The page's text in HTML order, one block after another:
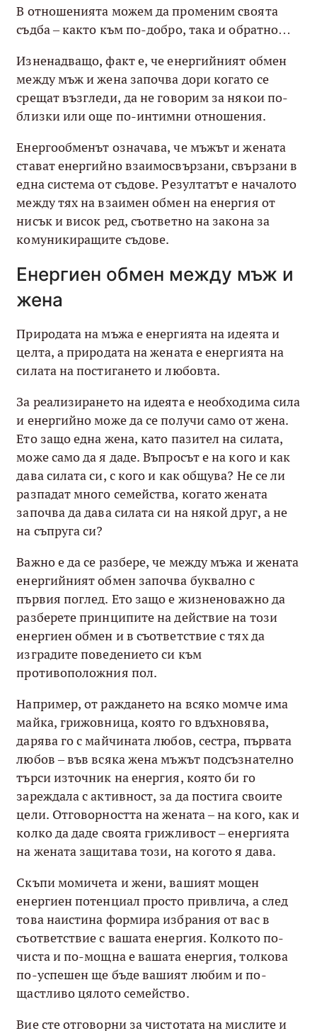
В отношенията можем да променим своята
съдба – както към по-добро, така и обратно…
Изненадващо, факт е, че енергийният обмен
между мъж и жена започва дори когато се
срещат възгледи, да не говорим за някои по-
близки или още по-интимни отношения.
Енергообменът означава, че мъжът и жената
стават енергийно взаимосвързани, свързани в
една система от съдове. Резултатът е началото
между тях на взаимен обмен на енергия от
нисък и висок ред, съответно на закона за
комуникиращите съдове.
Енергиен обмен между мъж и
жена
Природата на мъжа е енергията на идеята и
целта, а природата на жената е енергията на
силата на постигането и любовта.
За реализирането на идеята е необходима сила
и енергийно може да се получи само от жена.
Ето защо една жена, като пазител на силата,
може само да я даде. Въпросът е на кого и как
дава силата си, с кого и как общува? Не се ли
разпадат много семейства, когато жената
започва да дава силата си на някой друг, а не
на съпруга си?
Важно е да се разбере, че между мъжа и жената
енергийният обмен започва буквално с
първия поглед. Ето защо е жизненоважно да
разберете принципите на действие на този
енергиен обмен и в съответствие с тях да
изградите поведението си към
противоположния пол.
Например, от раждането на всяко момче има
майка, грижовница, която го вдъхновява,
дарява го с майчината любов, сестра, първата
любов – във всяка жена мъжът подсъзнателно
търси източник на енергия, която би го
зареждала с активност, за да постига своите
цели. Отговорността на жената – на кого, как и
колко да даде своята грижливост – енергията
на жената защитава този, на когото я дава.
Скъпи момичета и жени, вашият мощен
енергиен потенциал просто привлича, а след
това наистина формира избрания от вас в
съответствие с вашата енергия. Колкото по-
чиста и по-мощна е вашата енергия, толкова
по-успешен ще бъде вашият любим и по-
щастливо цялото семейство.
Вие сте отговорни за чистотата на мислите и